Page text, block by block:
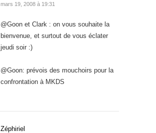
mars 19, 2008 à 19:31
@Goon et Clark : on vous souhaite la
bienvenue, et surtout de vous éclater
jeudi soir :)
@Goon: prévois des mouchoirs pour la
confrontation à MKDS
Zéphiriel